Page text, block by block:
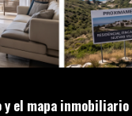
y el mapa